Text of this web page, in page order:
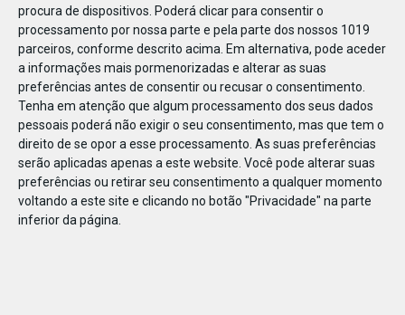
procura de dispositivos. Poderá clicar para consentir o
processamento por nossa parte e pela parte dos nossos 1019
parceiros, conforme descrito acima. Em alternativa, pode aceder
a informações mais pormenorizadas e alterar as suas
preferências antes de consentir ou recusar o consentimento.
Tenha em atenção que algum processamento dos seus dados
pessoais poderá não exigir o seu consentimento, mas que tem o
direito de se opor a esse processamento. As suas preferências
serão aplicadas apenas a este website. Você pode alterar suas
preferências ou retirar seu consentimento a qualquer momento
voltando a este site e clicando no botão "Privacidade" na parte
inferior da página.
78699461621351